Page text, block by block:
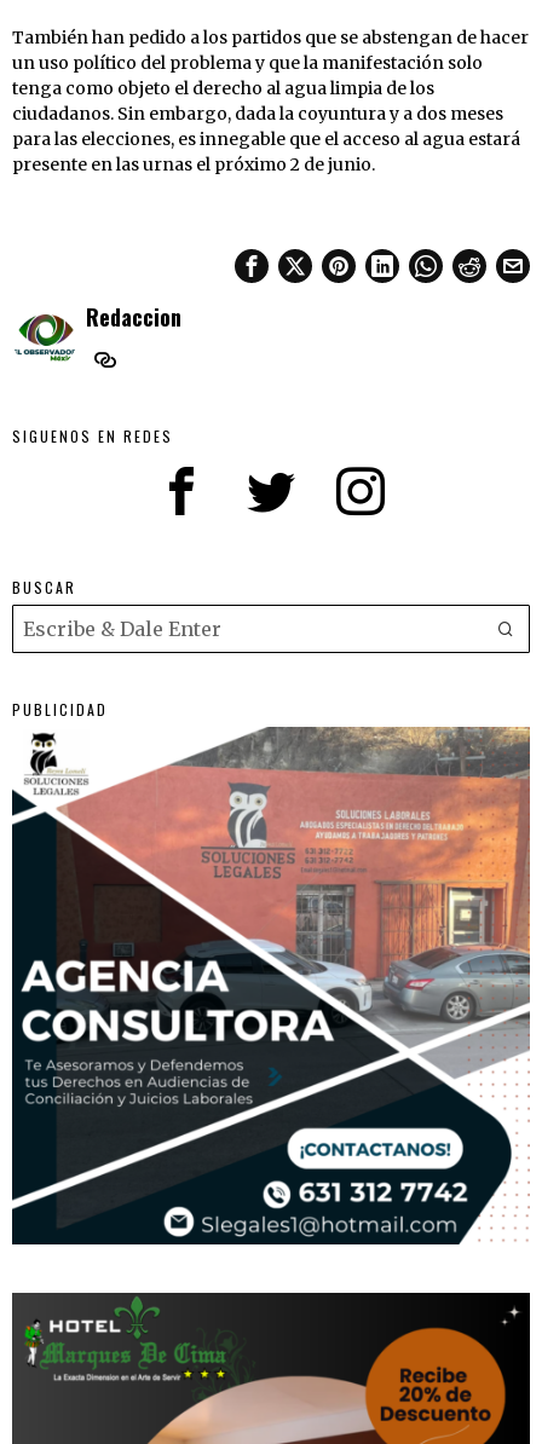
También han pedido a los partidos que se abstengan de hacer
un uso político del problema y que la manifestación solo
tenga como objeto el derecho al agua limpia de los
ciudadanos. Sin embargo, dada la coyuntura y a dos meses
para las elecciones, es innegable que el acceso al agua estará
presente en las urnas el próximo 2 de junio.
Redaccion
SIGUENOS EN REDES
BUSCAR
PUBLICIDAD